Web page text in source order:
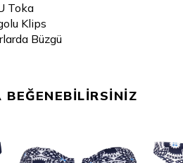
Toka
Klips
Büzgü